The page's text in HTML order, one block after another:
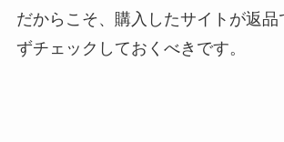
だからこそ、購入したサイトが返品
ずチェックしておくべきです。